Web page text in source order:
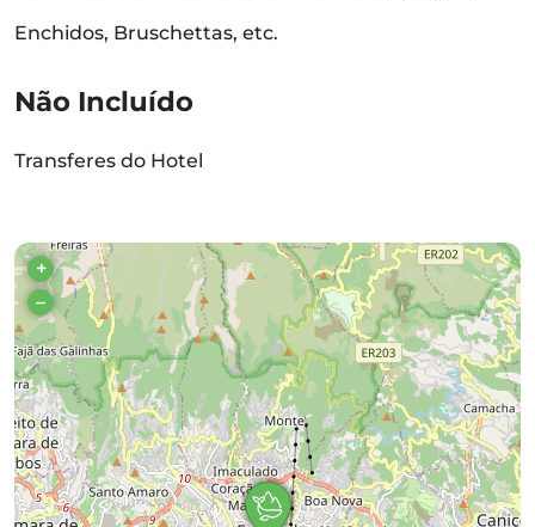
Enchidos, Bruschettas, etc.
Não Incluído
Transferes do Hotel
+
–